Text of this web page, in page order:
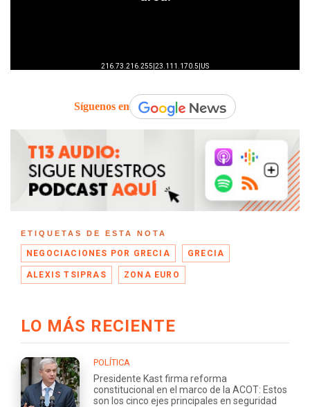
Síguenos en
ETIQUETAS DE ESTA NOTA
NEGOCIACIONES POR GRECIA GRECIA
ALEXIS TSIPRAS ZONA EURO
LO MÁS RECIENTE
POLÍTICA
Presidente Kast firma reforma
constitucional en el marco de la ACOT: Estos
son los cinco ejes principales en seguridad